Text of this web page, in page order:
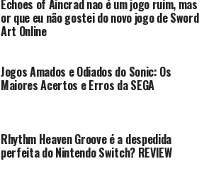
Echoes of Aincrad nao é um jogo ruim, mas
or que eu não gostei do novo jogo de Sword
Art Online
Jogos Amados e Odiados do Sonic: Os
Maiores Acertos e Erros da SEGA
Rhythm Heaven Groove é a despedida
perfeita do Nintendo Switch? REVIEW